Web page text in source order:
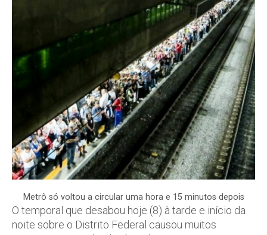
Metrô só voltou a circular uma hora e 15 minutos depois
O temporal que desabou hoje (8) à tarde e início da
noite sobre o Distrito Federal causou muitos